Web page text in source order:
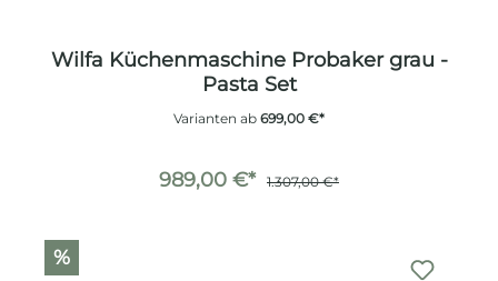
Wilfa Küchenmaschine Probaker grau -
Pasta Set
Varianten ab 699,00 €*
989,00 €* 1.307,00 €*
%